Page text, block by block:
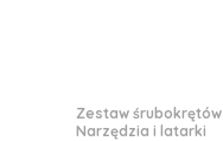
Zestaw śrubokrętów
Narzędzia i latarki